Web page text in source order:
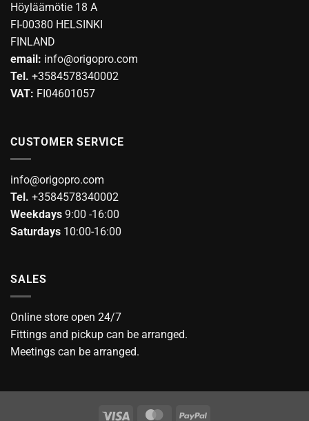
Höyläämötie 18 A
FI-00380 HELSINKI
FINLAND
email: info@origopro.com
Tel. +3584578340002
VAT: FI04601057
CUSTOMER SERVICE
info@origopro.com
Tel. +3584578340002
Weekdays 9:00 -16:00
Saturdays 10:00-16:00
SALES
Online store open 24/7
Fittings and pickup can be arranged.
Meetings can be arranged.
Visa MasterCardPayPal